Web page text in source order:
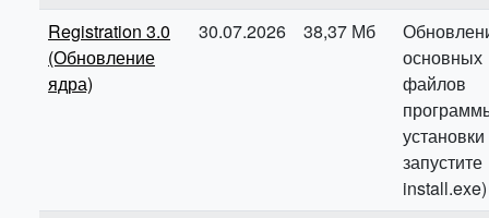
Registration 3.0
(Обновление
ядра)
30.07.2026 38,37 Мб
основных
файлов
установки
запустите
install.exe)